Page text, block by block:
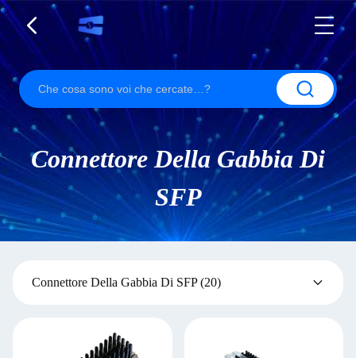
Connettore Della Gabbia Di
SFP
Connettore Della Gabbia Di SFP(20)